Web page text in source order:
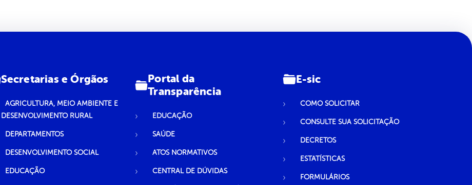
Secretarias e Órgãos
AGRICULTURA, MEIO AMBIENTE E
DESENVOLVIMENTO RURAL
DEPARTAMENTOS
DESENVOLVIMENTO SOCIAL
EDUCAÇÃO
Portal da
Transparência
EDUCAÇÃO
SAÚDE
ATOS NORMATIVOS
CENTRAL DE DÚVIDAS
E-sic
COMO SOLICITAR
CONSULTE SUA SOLICITAÇÃO
DECRETOS
ESTATÍSTICAS
FORMULÁRIOS